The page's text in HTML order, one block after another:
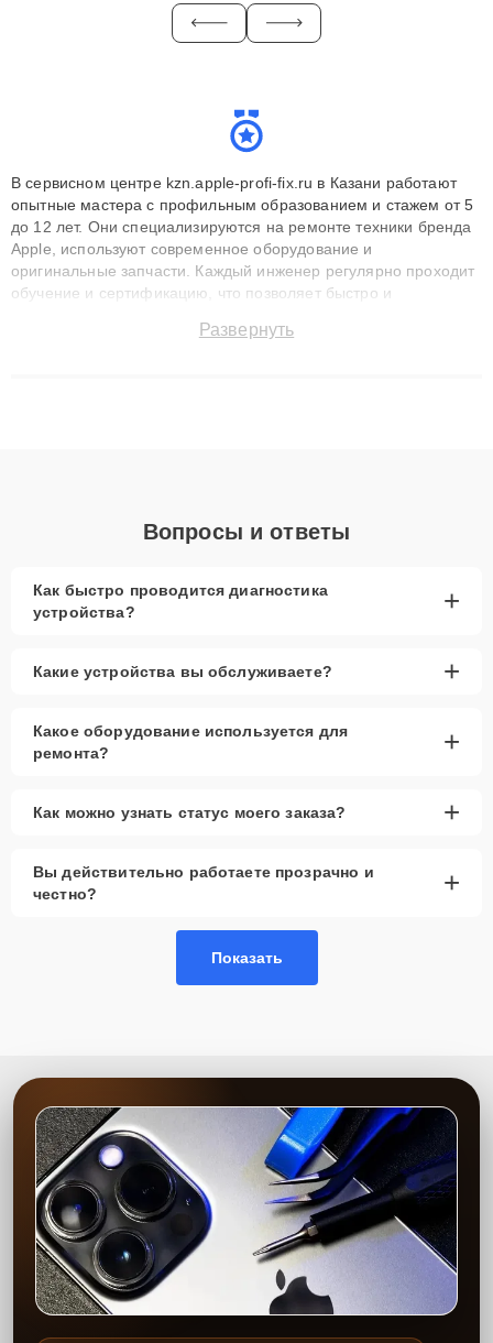
В сервисном центре kzn.apple-profi-fix.ru в Казани работают
опытные мастера с профильным образованием и стажем от 5
до 12 лет. Они специализируются на ремонте техники бренда
Apple, используют современное оборудование и
оригинальные запчасти. Каждый инженер регулярно проходит
обучение и сертификацию, что позволяет быстро и
сохранением гарантии до 3 лет. Наши мастера решают
Развернуть
Вопросы и ответы
Как быстро проводится диагностика
устройства?
+
Какие устройства вы обслуживаете? +
Какое оборудование используется для
ремонта?
+
Как можно узнать статус моего заказа? +
Вы действительно работаете прозрачно и
честно?
+
Показать